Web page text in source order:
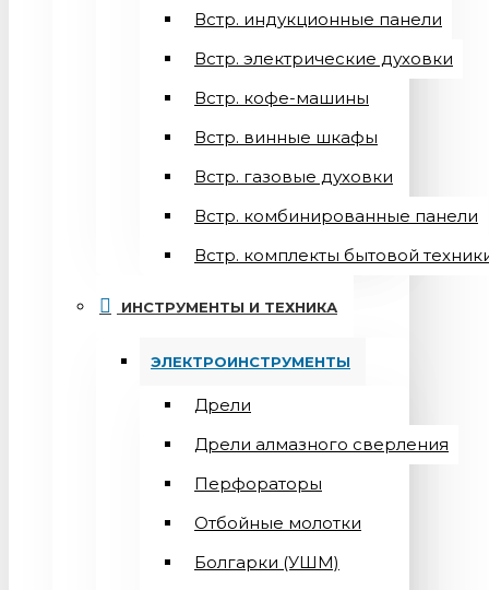
Встр. индукционные панели
Встр. электрические духовки
Встр. кофе-машины
Встр. винные шкафы
Встр. газовые духовки
Встр. комбинированные панели
Встр. комплекты бытовой
ИНСТРУМЕНТЫ И ТЕХНИКА
ЭЛЕКТРОИНСТРУМЕНТЫ
Дрели
Дрели алмазного сверления
Перфораторы
Отбойные молотки
Болгарки (УШМ)